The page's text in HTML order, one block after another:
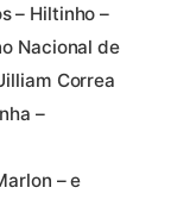
– Hiltinho –
Nacional de
Correa
–
– e